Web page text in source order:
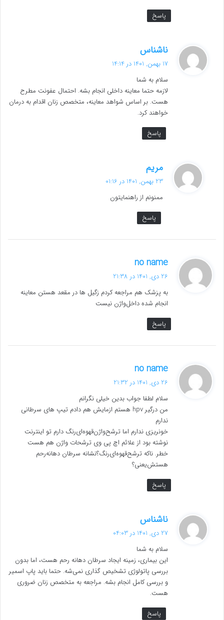
پاسخ
ناشناس
ف
:
17 بهمن, 1401 در 14:14
سلام به شما
لازمه حتما معاینه داخلی انجام بشه. احتمال عفونت مطرح
هست. بر اساس شواهد معاینه، متخصص زنان اقدام به درمان
خواهند کرد.
پاسخ
مریم
ت
23 بهمن, 1401 در 01:16
ممنونم از راهنمایتون
پاسخ
no name
ت
26 دی, 1401 در 21:38
به پزشک هم مراجعه کردم زگیل ها‌ در مقعد هستن معاینه
انجام شده داخل‌واژن نیست
پاسخ
no name
ت
:
26 دی, 1401 در 21:32
سلام لطفا جواب بدین خیلی نگرانم
من درگیر hpv هستم ازمایش هم دادم تیپ های سرطانی
ندارم
خونریزی ندارم اما ترشح‌واژن‌قهوه‌ای‌رنگ دارم تو اینترنت
نوشته بود از علائم اچ پی وی ترشحات واژن هم هست
خطر. ناکه ترشح‌قهوه‌ای‌رنگ؟نشانه سرطان دهانه‌رحم
هستش‌یعنی‌؟
پاسخ
ناشناس
ف
:
27 دی, 1401 در 04:03
سلام به شما
این بیماری، زمینه ایجاد سرطان دهانه رحم هست، اما بدون
بررسی پاتولوژی تشخیص گذاری نمی‌شه. حتما باید پاپ اسمیر
و بررسی کامل انجام بشه. مراجعه به متخصص زنان ضروری
هست.
پاسخ